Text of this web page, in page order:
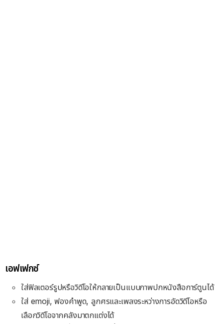
เอฟเฟกซ์
ใส่ฟิลเตอร์รูปหรือวิดีโอให้กลายเป็นแบบภาพปกหนังสือการ์ตูนได้
ใส่ emoji, ฟองคำพูด, ลูกศรและเพลงระหว่างการอัดวิดีโอหรือ
เลือกวิดีโอจากคลังมาตกแต่งได้